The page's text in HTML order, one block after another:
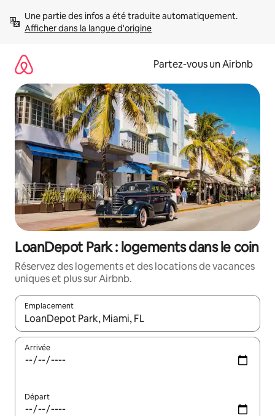
directement
Afficher dans la langue d'origine
Partez-vous un Airbnb
LoanDepot Park : logements dans le coin
Réservez des logements et des locations de vacances
uniques et plus sur Airbnb.
Emplacement
Quand les résultats sont affichés, parcourez-les en utilisant
Arrivée
Départ